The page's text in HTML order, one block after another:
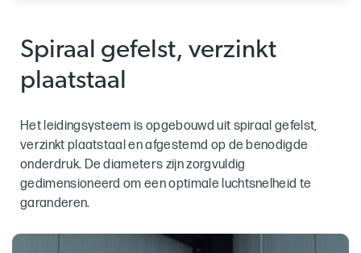
Spiraal gefelst, verzinkt
plaatstaal
Het leidingsysteem is opgebouwd uit spiraal gefelst,
verzinkt plaatstaal en afgestemd op de benodigde
onderdruk. De diameters zijn zorgvuldig
gedimensioneerd om een optimale luchtsnelheid te
garanderen.